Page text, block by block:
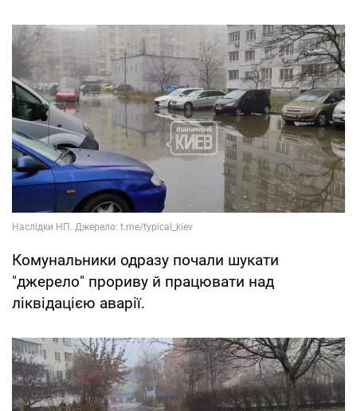
Комунальники одразу почали шукати
"джерело" прориву й працювати над
ліквідацією аварії.